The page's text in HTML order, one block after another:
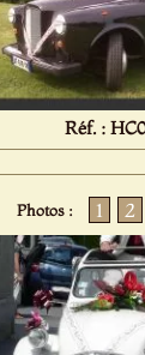
Réf. :
Photos : 1 2